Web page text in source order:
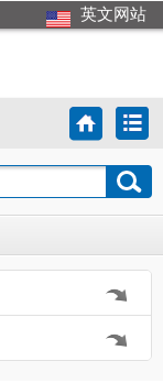
英文网站